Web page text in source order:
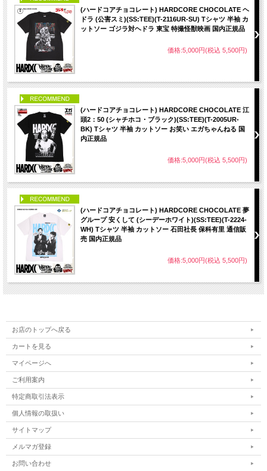
(ハードコアチョコレート) HARDCORE CHOCOLATE ヘ
ドラ (公害スミ)(SS:TEE)(T-2116UR-SU) Tシャツ 半袖 カ
ットソー ゴジラ対ヘドラ 東宝 特撮怪獣映画 国内正規品
価格:5,000円(税込 5,500円)
(ハードコアチョコレート) HARDCORE CHOCOLATE 江
頭2：50 (シャチホコ・ブラック)(SS:TEE)(T-2005UR-
BK) Tシャツ 半袖 カットソー お笑い エガちゃんねる 国
内正規品
価格:5,000円(税込 5,500円)
(ハードコアチョコレート) HARDCORE CHOCOLATE 夢
グループ 安くして (シーデーホワイト)(SS:TEE)(T-2224-
WH) Tシャツ 半袖 カットソー 石田社長 保科有里 通信販
売 国内正規品
価格:5,000円(税込 5,500円)
お店のトップへ戻る
カートを見る
マイページへ
ご利用案内
特定商取引法表示
個人情報の取扱い
サイトマップ
メルマガ登録
お問い合わせ